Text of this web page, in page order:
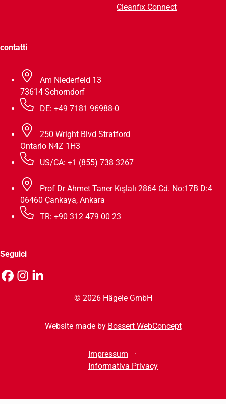
contatti
Am Niederfeld 13
73614 Schorndorf
DE: +49 7181 96988-0
250 Wright Blvd Stratford
Ontario N4Z 1H3
US/CA: +1 (855) 738 3267
Prof Dr Ahmet Taner Kışlalı 2864 Cd. No:17B D:4
06460 Çankaya, Ankara
TR: +90 312 479 00 23
Seguici
Cleanfix Connect
© 2026 Hägele GmbH
Website made by Bossert WebConcept
Impressum
Informativa Privacy